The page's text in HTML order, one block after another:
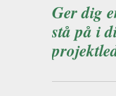
Ger dig
stå på i